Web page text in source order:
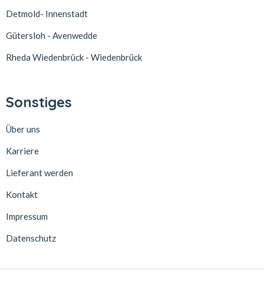
Detmold- Innenstadt
Gütersloh - Avenwedde
Rheda Wiedenbrück - Wiedenbrück
Sonstiges
Über uns
Karriere
Lieferant werden
Kontakt
Impressum
Datenschutz